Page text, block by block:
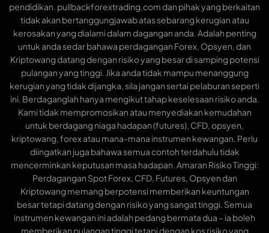
pendidikan. pullbackforextrading.com dan pihak yang berkaitan
tidak akan bertanggungjawab atas sebarang kerugian atau
kerosakan yang dialami dalam dagangan anda. Adalah penting
untuk anda sedar bahawa perdagangan Forex, Opsyen, dan
Kriptowang datang dengan risiko yang besar di samping potensi
pulangan yang tinggi. Jika anda tidak mampu menanggung
kerugian yang tidak dijangka, sila jangan sertai pelaburan seperti
ini. Berdaganglah hanya mengikut tahap keselesaan risiko anda.
Kami tidak mempromosikan atau menyediakan kemudahan
untuk berdagang niaga hadapan (futures), CFD, opsyen,
kriptowang, forex atau mana-mana instrumen kewangan. Perlu
diingatkan juga bahawa semua contoh terdahulu tidak
mencerminkan keputusan masa hadapan. Amaran Risiko Tinggi:
Perdagangan Spot Forex, CFD, Futures, Opsyen dan
Kriptowang memang berpotensi memberikan keuntungan
besar tetapi datang dengan risiko yang sangat tinggi. Semua
instrumen kewangan ini adalah pedang bermata dua – ia boleh
memberikan pulangan tinggi tetapi dengan kos risiko yang